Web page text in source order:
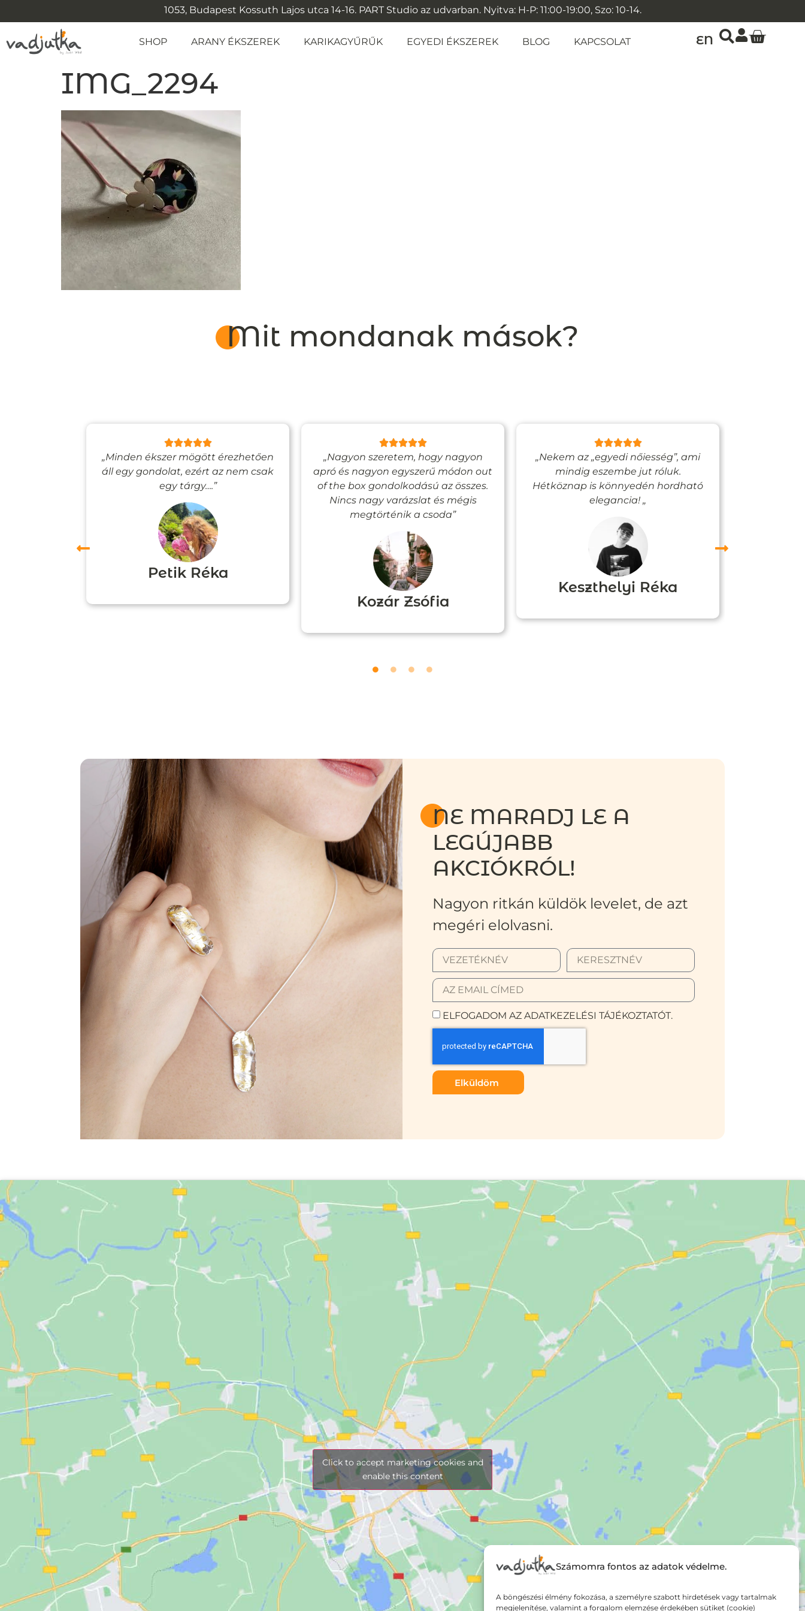
Számomra fontos az adatok védelme.
A böngészési élmény fokozása, a személyre szabott hirdetések vagy tartalmak
megjelenítése, valamint a forgalom elemzése érdekében sütiket (cookie)
1053, Budapest Kossuth Lajos utca 14-16. PART Studio az udvarban. Nyitva: H-P: 11:00-19:00, Szo: 10-14.
SHOP ARANY ÉKSZEREK KARIKAGYŰRŰK EGYEDI ÉKSZEREK BLOG KAPCSOLAT EN
IMG_2294
Mit mondanak mások?
„Minden ékszer mögött érezhetően
áll egy gondolat, ezért az nem csak
egy tárgy….”
Petik Réka
„Nagyon szeretem, hogy nagyon
apró és nagyon egyszerű módon out
of the box gondolkodású az összes.
Nincs nagy varázslat és mégis
megtörténik a csoda”
Kozár Zsófia
„Nekem az „egyedi nőiesség”, ami
mindig eszembe jut róluk.
Hétköznap is könnyedén hordható
elegancia! „
Keszthelyi Réka
NE MARADJ LE A
LEGÚJABB
AKCIÓKRÓL!
Nagyon ritkán küldök levelet, de azt
megéri elolvasni.
ELFOGADOM AZ ADATKEZELÉSI TÁJÉKOZTATÓT.
Elküldöm
Click to accept marketing cookies and
enable this content